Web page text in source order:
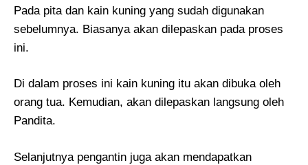
Pada pita dan kain kuning yang sudah digunakan
sebelumnya. Biasanya akan dilepaskan pada proses
ini.
Di dalam proses ini kain kuning itu akan dibuka oleh
orang tua. Kemudian, akan dilepaskan langsung oleh
Pandita.
Selanjutnya pengantin juga akan mendapatkan